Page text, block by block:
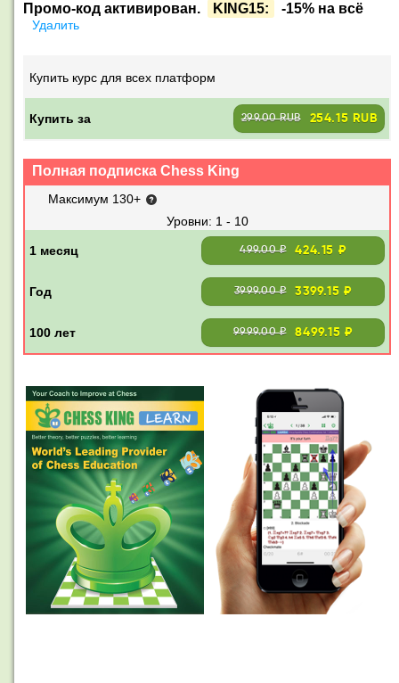
Промо-код активирован. KING15: -15% на всё
Удалить
Купить курс для всех платформ
Купить за 299.00 RUB 254.15 RUB
Полная подписка Chess King
Максимум 130+
1 - 10
499.00 ₽ 424.15 ₽
3999.00 ₽ 3399.15 ₽
9999.00 ₽ 8499.15 ₽